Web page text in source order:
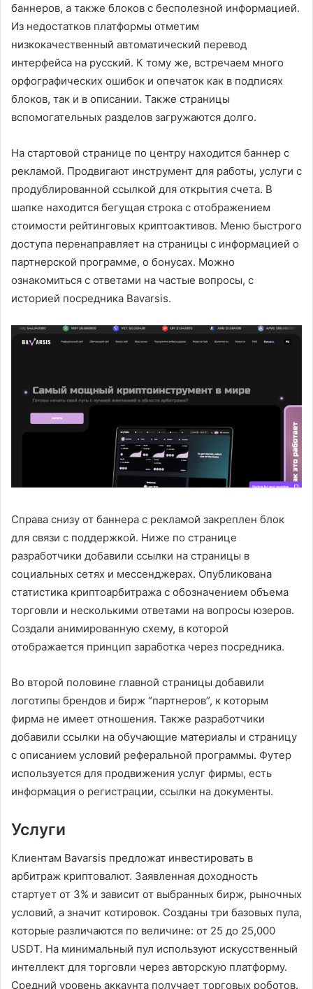
баннеров, а также блоков с бесполезной информацией.
Из недостатков платформы отметим
низкокачественный автоматический перевод
интерфейса на русский. К тому же, встречаем много
орфографических ошибок и опечаток как в подписях
блоков, так и в описании. Также страницы
вспомогательных разделов загружаются долго.
На стартовой странице по центру находится баннер с
рекламой. Продвигают инструмент для работы, услуги с
продублированной ссылкой для открытия счета. В
шапке находится бегущая строка с отображением
стоимости рейтинговых криптоактивов. Меню быстрого
доступа перенаправляет на страницы с информацией о
партнерской программе, о бонусах. Можно
ознакомиться с ответами на частые вопросы, с
историей посредника Bavarsis.
Справа снизу от баннера с рекламой закреплен блок
для связи с поддержкой. Ниже по странице
разработчики добавили ссылки на страницы в
социальных сетях и мессенджерах. Опубликована
статистика криптоарбитража с обозначением объема
торговли и несколькими ответами на вопросы юзеров.
Создали анимированную схему, в которой
отображается принцип заработка через посредника.
Во второй половине главной страницы добавили
логотипы брендов и бирж “партнеров”, к которым
фирма не имеет отношения. Также разработчики
добавили ссылки на обучающие материалы и страницу
с описанием условий реферальной программы. Футер
используется для продвижения услуг фирмы, есть
информация о регистрации, ссылки на документы.
Услуги
Клиентам Bavarsis предложат инвестировать в
арбитраж криптовалют. Заявленная доходность
стартует от 3% и зависит от выбранных бирж, рыночных
условий, а значит котировок. Созданы три базовых пула,
которые различаются по величине: от 25 до 25,000
USDT. На минимальный пул используют искусственный
интеллект для торговли через авторскую платформу.
Средний уровень аккаунта получает торговых роботов.